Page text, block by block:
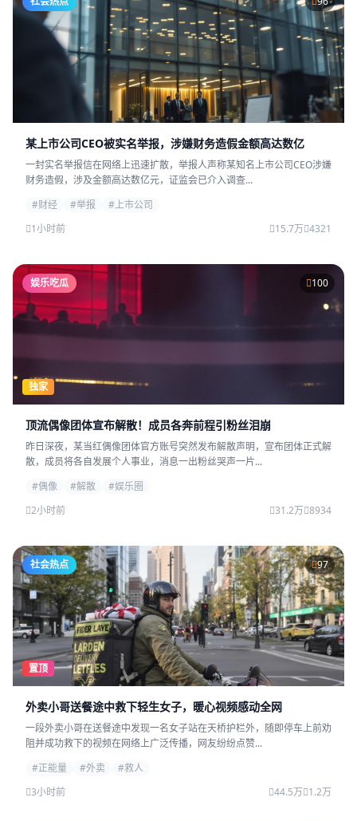
某上市公司CEO被实名举报，涉嫌财务造假金额高达数亿
一封实名举报信在网络上迅速扩散，举报人声称某知名上市公司CEO涉嫌
财务造假，涉及金额高达数亿元，证监会已介入调查...
#财经
#举报
#上市公司
1小时前
15.7万 4321
娱乐吃瓜 100
独家
顶流偶像团体宣布解散！成员各奔前程引粉丝泪崩
昨日深夜，某当红偶像团体官方账号突然发布解散声明，宣布团体正式解
散，成员将各自发展个人事业，消息一出粉丝哭声一片...
#偶像
#解散
#娱乐圈
2小时前
31.2万 8934
社会热点 97
置顶
外卖小哥送餐途中救下轻生女子，暖心视频感动全网
一段外卖小哥在送餐途中发现一名女子站在天桥护栏外，随即停车上前劝
阻并成功救下的视频在网络上广泛传播，网友纷纷点赞...
#正能量
#外卖
#救人
3小时前
44.5万 1.2万